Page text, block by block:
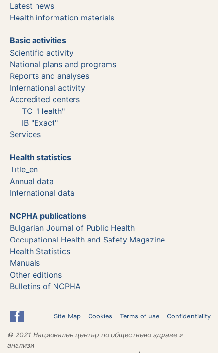
Latest news
Health information materials
Basic activities
Scientific activity
National plans and programs
Reports and analyses
International activity
Accredited centers
TC "Health"
IB "Exact"
Services
Health statistics
Title_en
Annual data
International data
NCPHA publications
Bulgarian Journal of Public Health
Occupational Health and Safety Magazine
Health Statistics
Manuals
Other editions
Bulletins of NCPHA
Site Map Cookies Terms of use Confidentiality
© 2021 Национален център по обществено здраве и
анализи